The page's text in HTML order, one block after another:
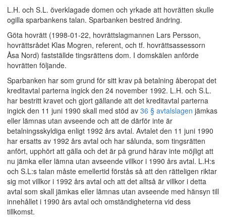
L.H. och S.L. överklagade domen och yrkade att hovrätten skulle
ogilla sparbankens talan. Sparbanken bestred ändring.
Göta hovrätt (1998-01-22, hovrättslagmannen Lars Persson,
hovrättsrådet Klas Mogren, referent, och tf. hovrättsassessorn
Åsa Nord) fastställde tingsrättens dom. I domskälen anförde
hovrätten följande.
Sparbanken har som grund för sitt krav på betalning åberopat det
kreditavtal parterna ingick den 24 november 1992. L.H. och S.L.
har bestritt kravet och gjort gällande att det kreditavtal parterna
ingick den 11 juni 1990 skall med stöd av 36 § avtalslagen jämkas
eller lämnas utan avseende och att de därför inte är
betalningsskyldiga enligt 1992 års avtal. Avtalet den 11 juni 1990
har ersatts av 1992 års avtal och har sålunda, som tingsrätten
anfört, upphört att gälla och det är på grund härav inte möjligt att
nu jämka eller lämna utan avseende villkor i 1990 års avtal. L.H:s
och S.L:s talan måste emellertid förstås så att den rätteligen riktar
sig mot villkor i 1992 års avtal och att det alltså är villkor i detta
avtal som skall jämkas eller lämnas utan avseende med hänsyn till
innehållet i 1990 års avtal och omständigheterna vid dess
tillkomst.